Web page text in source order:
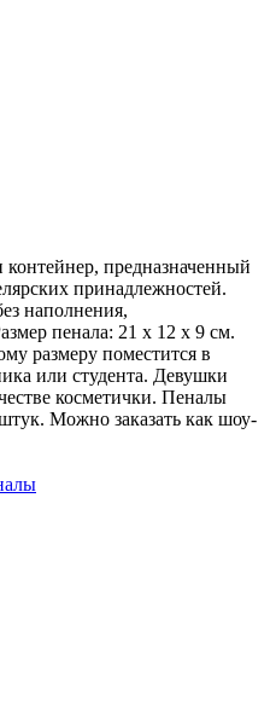
предназначенный
принадлежностей.
наполнения,
пенала: 21 х 12 х 9 см.
размеру поместится в
или студента. Девушки
косметички. Пеналы
Можно заказать как шоу-